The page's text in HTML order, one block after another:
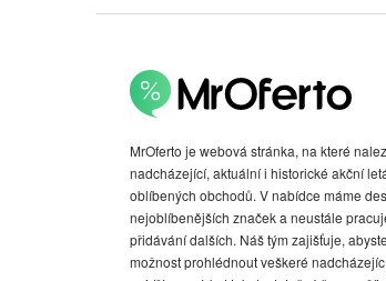
MrOferto je webová stránka, na které
nadcházející, aktuální i historické akční
oblíbených obchodů. V nabídce máme
nejoblíbenějších značek a neustále
přidávání dalších. Náš tým zajišťuje,
možnost prohlédnout veškeré